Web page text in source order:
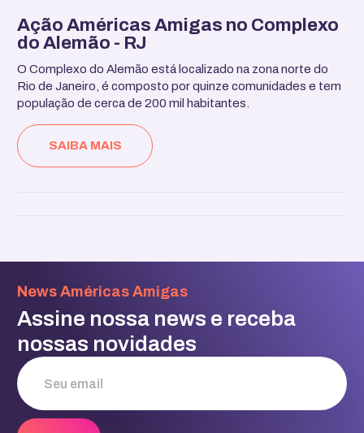
Ação Américas Amigas no Complexo
do Alemão - RJ
O Complexo do Alemão está localizado na zona norte do
Rio de Janeiro, é composto por quinze comunidades e tem
população de cerca de 200 mil habitantes.
SAIBA MAIS
News Américas Amigas
Assine nossa news e receba
nossas novidades